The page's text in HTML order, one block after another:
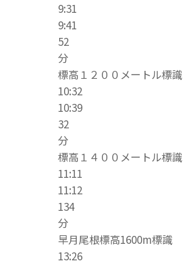
9:31
9:41
52
分
標高１２００メートル標識
10:32
10:39
32
分
標高１４００メートル標識
11:11
11:12
134
分
早月尾根標高1600m標識
13:26